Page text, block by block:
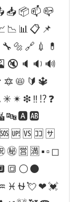
✳✴❇‼⁉❓
㊙🈺🈵▪▫◻